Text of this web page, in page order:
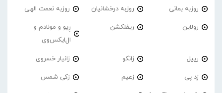
روزبه بمانی روزبه درخشانیان روزبه نعمت الهی
رولاین ریفلکشن
رِیو و مونادم و
ال‌ایکس‌وی
رییل زانکو زانیار خسروی
زِد پی زعیم زکی شمس